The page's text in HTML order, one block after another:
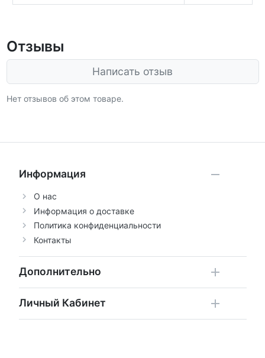
Отзывы
Написать отзыв
Нет отзывов об этом товаре.
Информация
О нас
Информация о доставке
Политика конфиденциальности
Контакты
Дополнительно
Личный Кабинет